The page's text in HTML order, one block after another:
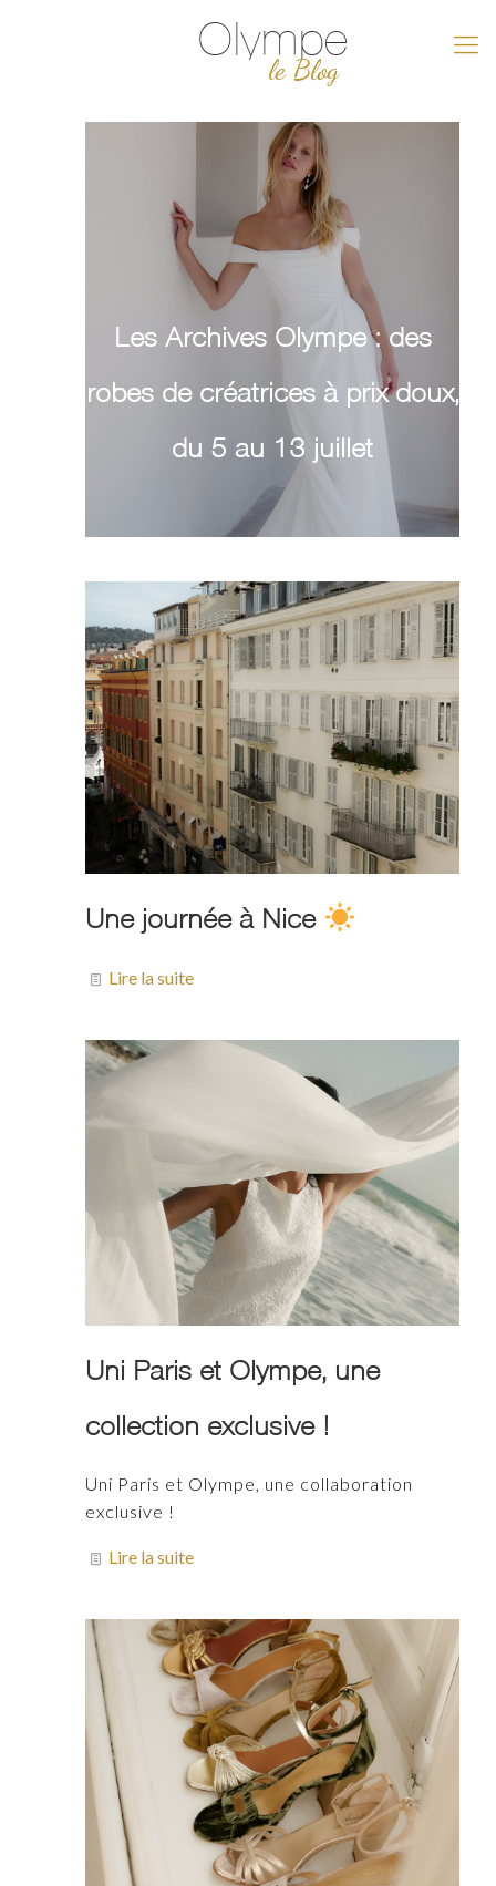
Olympe
le Blog
Les Archives Olympe : des
robes de créatrices à prix doux,
du 5 au 13 juillet
Une journée à Nice
Lire la suite
Uni Paris et Olympe, une
collection exclusive !
Uni Paris et Olympe, une collaboration
exclusive !
Lire la suite